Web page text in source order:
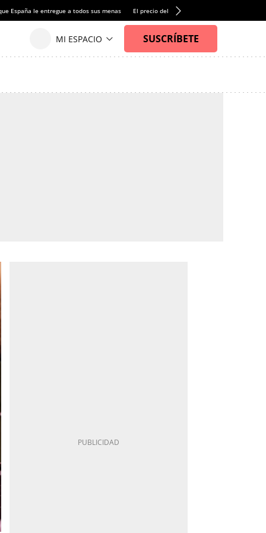
España le entregue a todos sus menas El precio del alquiler de vivienda baja por